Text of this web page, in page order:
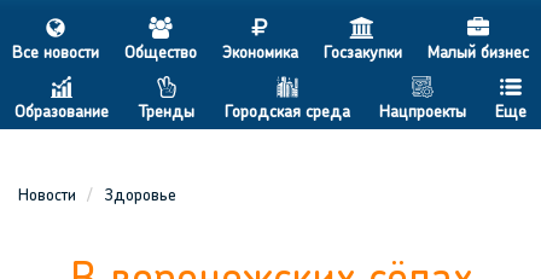
s
Все новости
a
Общество
j
Экономика
h
Госзакупки
d
Малый бизнес
c
Образование
p
Тренды
b
Городская среда
g
Нацпроекты
f
Еще
Новости Здоровье